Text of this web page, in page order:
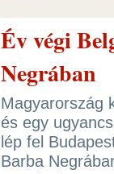
Év végi
Negrában
Magyarország
és egy
lép fel
Barba